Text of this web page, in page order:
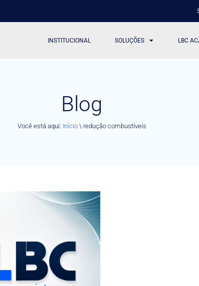
INSTITUCIONAL SOLUÇÕES LBC
Blog
Você está aqui: Início\ redução combustíveis